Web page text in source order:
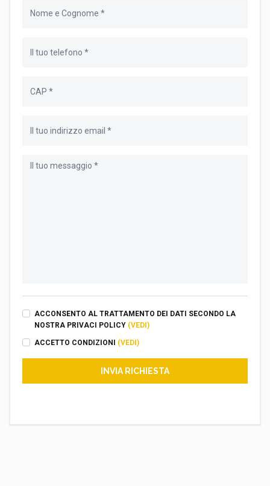
ACCONSENTO AL TRATTAMENTO DEI DATI SECONDO LA
NOSTRA PRIVACI POLICY (VEDI)
ACCETTO CONDIZIONI (VEDI)
INVIA RICHIESTA